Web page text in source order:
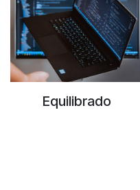
Equilibrado